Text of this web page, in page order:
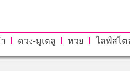
ดวง-มูเตลู หวย ไลฟ์สไต